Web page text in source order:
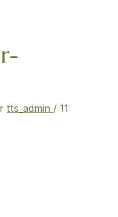
tts_admin /11